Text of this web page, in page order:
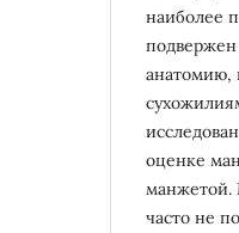
наиболее
подвержен
анатомию,
оценке
манжетой.
часто не